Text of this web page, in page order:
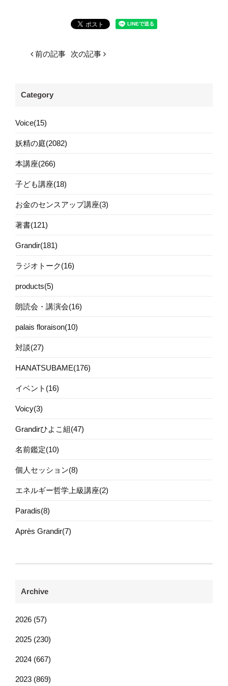
前の記事 次の記事
Category
Voice(15)
妖精の庭(2082)
本講座(266)
子ども講座(18)
お金のセンスアップ講座(3)
著書(121)
Grandir(181)
ラジオトーク(16)
products(5)
朗読会・講演会(16)
palais floraison(10)
対談(27)
HANATSUBAME(176)
イベント(16)
Voicy(3)
Grandirひよこ組(47)
名前鑑定(10)
個人セッション(8)
エネルギー哲学上級講座(2)
Paradis(8)
Après Grandir(7)
Archive
2026 (57)
2025 (230)
2024 (667)
2023 (869)